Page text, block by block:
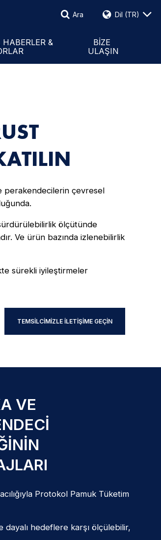
Ara
Ara Dil (TR)
HABERLER &
BIZE
ULAŞIN
Personel & Temsilciler
perakendecilerin çevresel
ölçütünde
Ve ürün bazında izlenebilirlik
sürekli iyileştirmeler
TEMSILCIMIZLE İLETIŞIME GEÇIN
VE
Protokol Pamuk Tüketim
hedeflere karşı ölçülebilir,